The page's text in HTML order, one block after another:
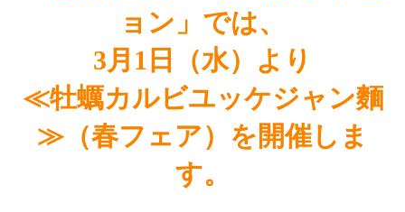
ョン」では、
3月1日（水）より
≪牡蠣カルビユッケジャン麵
≫（春フェア）を開催しま
す。